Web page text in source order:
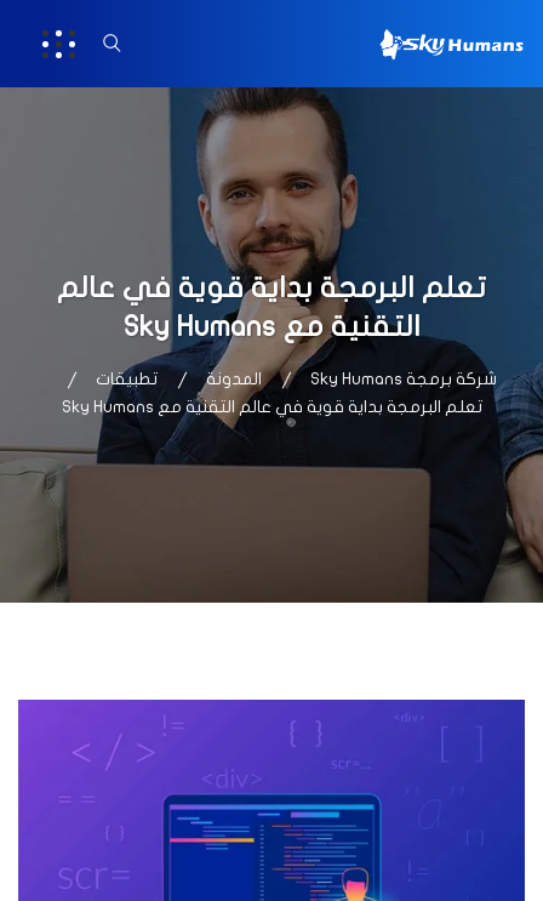
تعلم البرمجة بداية قوية في عالم
التقنية مع Sky Humans
شركة برمجة Sky Humans المدونة
تطبيقات
تعلم البرمجة بداية قوية في عالم التقنية مع Sky Humans